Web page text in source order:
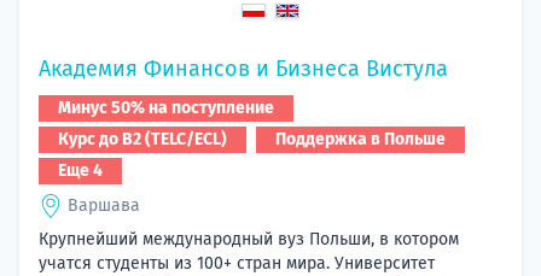
Академия Финансов и Бизнеса Вистула
Минус 50% на поступление
Курс до B2 (TELC/ECL)
Поддержка в Польше
Еще 4
Варшава
Крупнейший международный вуз Польши, в котором
учатся студенты из 100+ стран мира. Университет